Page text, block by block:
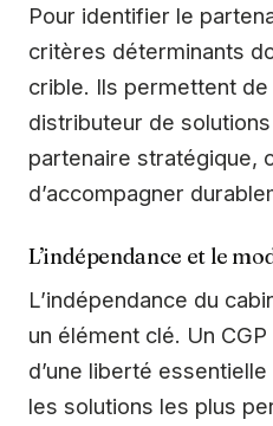
Pour identifier le
critères déterminants
crible. Ils permettent
distributeur de solutions
partenaire stratégique,
d’accompagner
L’indépendance et le
L’indépendance du
un élément clé. Un
d’une liberté
les solutions les plus